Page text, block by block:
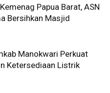
Papua Barat, ASN
Bersihkan Masjid
Manokwari Perkuat
Ketersediaan Listrik